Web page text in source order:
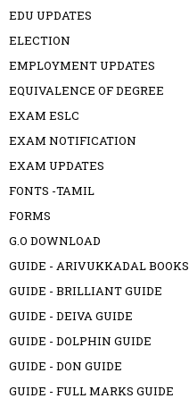
EDU UPDATES
ELECTION
EMPLOYMENT UPDATES
EQUIVALENCE OF DEGREE
EXAM ESLC
EXAM NOTIFICATION
EXAM UPDATES
FONTS -TAMIL
FORMS
G.O DOWNLOAD
GUIDE - ARIVUKKADAL BOOKS
GUIDE - BRILLIANT GUIDE
GUIDE - DEIVA GUIDE
GUIDE - DOLPHIN GUIDE
GUIDE - DON GUIDE
GUIDE - FULL MARKS GUIDE